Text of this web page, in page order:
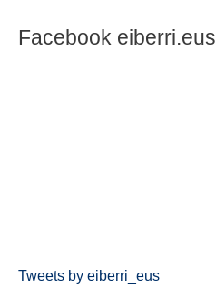
Facebook eiberri.eus
Tweets by eiberri_eus